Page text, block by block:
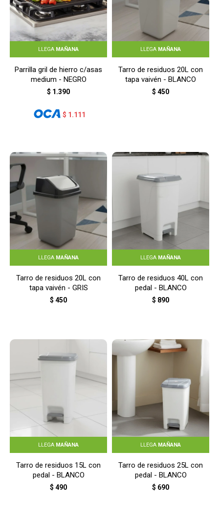
LLEGA MAÑANA
Parrilla gril de hierro c/asas
medium - NEGRO
$ 1.390
$ 1.111
LLEGA MAÑANA
Tarro de residuos 20L con
tapa vaivén - BLANCO
$ 450
LLEGA MAÑANA
Tarro de residuos 20L con
tapa vaivén - GRIS
$ 450
LLEGA MAÑANA
Tarro de residuos 40L con
pedal - BLANCO
$ 890
LLEGA MAÑANA
Tarro de residuos 15L con
pedal - BLANCO
$ 490
LLEGA MAÑANA
Tarro de residuos 25L con
pedal - BLANCO
$ 690